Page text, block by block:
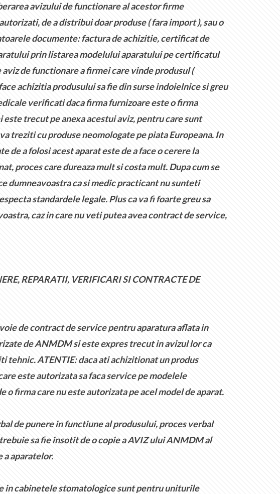
avizului de functionare al acestor firme
de a distribui doar produse ( fara import ), sau o
documente: factura de achizitie, certificat de
prin listarea modelului aparatului pe certificatul
de functionare a firmei care vinde produsul (
achizitia produsului sa fie din surse indoielnice si greu
verificati daca firma furnizoare este o firma
trecut pe anexa acestui aviz, pentru care sunt
treziti cu produse neomologate pe piata Europeana. In
de a folosi acest aparat este de a face o cerere la
proces care dureaza mult si costa mult. Dupa cum se
dumneavoastra ca si medic practicant nu sunteti
standardele legale. Plus ca va fi foarte greu sa
caz in care nu veti putea avea contract de service,
REPARATII, VERIFICARI SI CONTRACTE DE
de contract de service pentru aparatura aflata in
de ANMDM si este expres trecut in avizul lor ca
ATENTIE: daca ati achizitionat un produs
este autorizata sa faca service pe modelele
firma care nu este autorizata pe acel model de aparat.
de punere in functiune al produsului, proces verbal
sa fie insotit de o copie a AVIZ ului ANMDM al
aparatelor.
cabinetele stomatologice sunt pentru uniturile